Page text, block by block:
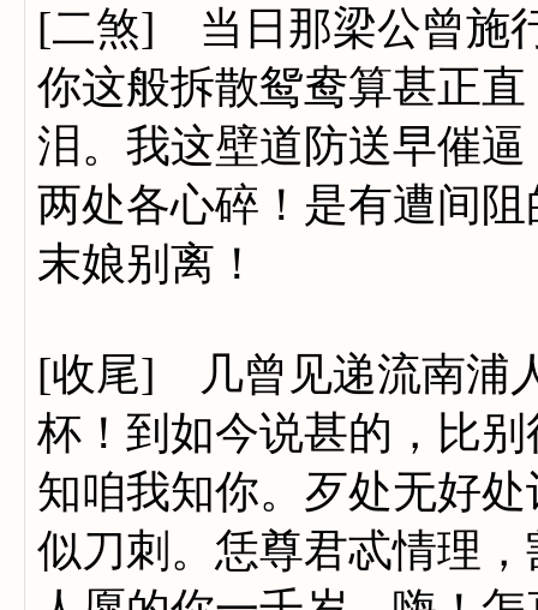
[二煞] 当日那梁公曾施
你这般拆散鸳鸯算甚正
泪。我这壁道防送早催
两处各心碎！是有遭间
末娘别离！
[收尾] 几曾见递流南浦
杯！到如今说甚的，比
知咱我知你。歹处无好
似刀刺。恁尊君忒情理